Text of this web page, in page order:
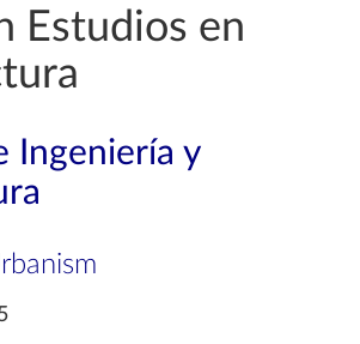
Estudios en
Ingeniería y